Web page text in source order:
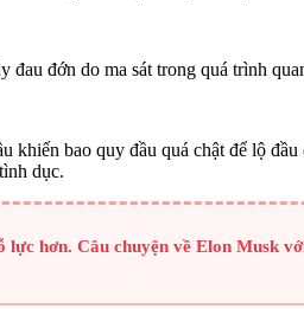
đớn do ma sát trong quá trình
khiến bao quy đầu quá chật để lộ
dục.
lực hơn. Câu chuyện về Elon Musk